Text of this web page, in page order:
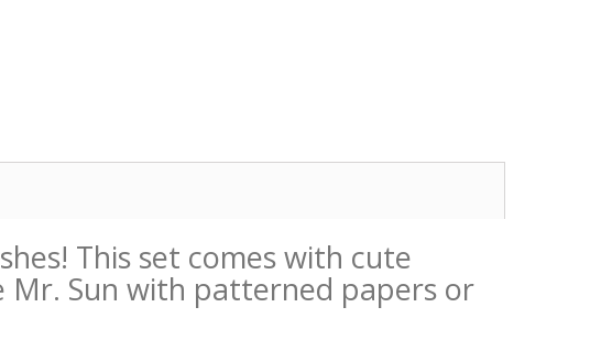
This set comes with cute
Mr. Sun with patterned papers or